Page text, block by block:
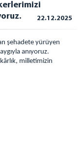
22.12.2025
şehadete yürüyen
anıyoruz.
milletimizin